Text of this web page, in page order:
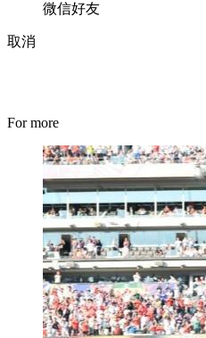
微信好友
取消
For more